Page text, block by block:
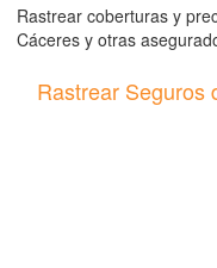
Rastrear coberturas y
Cáceres y otras
Rastrear Seguros